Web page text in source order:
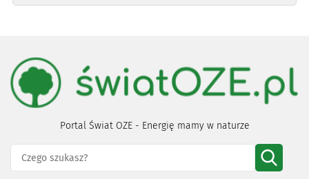
Portal Świat OZE - Energię mamy w naturze